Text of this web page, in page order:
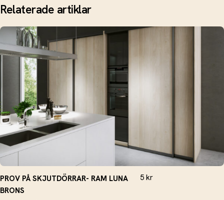
Relaterade artiklar
PROV PÅ SKJUTDÖRRAR- RAM LUNA
BRONS
5 kr